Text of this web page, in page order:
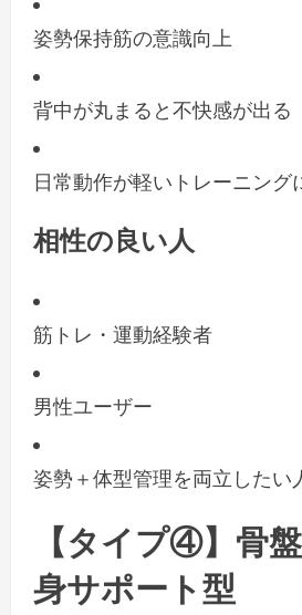
姿勢保持筋の意識向上
背中が丸まると不快感が出る
日常動作が軽いトレーニング
相性の良い人
筋トレ・運動経験者
男性ユーザー
姿勢＋体型管理を両立したい
【タイプ④】骨
身サポート型